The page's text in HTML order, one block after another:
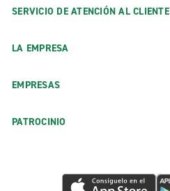
SERVICIO DE ATENCIÓN AL CLIENTE
LA EMPRESA
EMPRESAS
PATROCINIO